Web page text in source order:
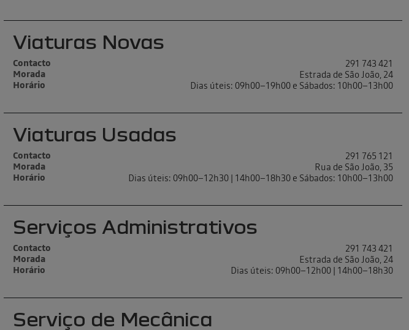
Viaturas Novas
Contacto 291 743 421
Morada Estrada de São João, 24
Horário Dias úteis: 09h00–19h00 e Sábados: 10h00–13h00
Viaturas Usadas
Contacto 291 765 121
Morada Rua de São João, 35
Horário Dias úteis: 09h00–12h30 | 14h00–18h30 e Sábados: 10h00–13h00
Serviços Administrativos
Contacto 291 743 421
Morada Estrada de São João, 24
Horário Dias úteis: 09h00–12h00 | 14h00–18h30
Serviço de Mecânica